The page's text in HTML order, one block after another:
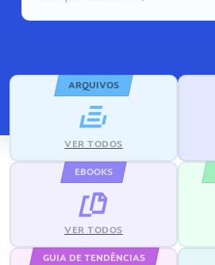
ARQUIVOS
VER TODOS
EBOOKS
VER TODOS
GUIA DE TENDÊNCIAS